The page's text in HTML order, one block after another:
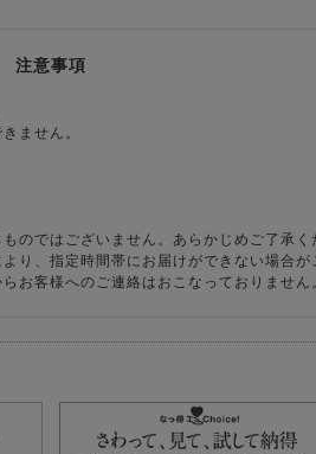
注意事項
ません。
のではございません。あらかじめご了承く
り、指定時間帯にお届けができない場合
お客様へのご連絡はおこなっておりません